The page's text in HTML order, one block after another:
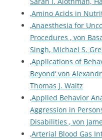
‚Amino Acids in
‚Anaesthesia for
Procedures ‚ von
Singh, Michael S.
‚Applications of
Beyond‘ von
Thomas J. Waltz
‚Applied Behavior
Aggression in
Disabilities ‚ von
‚Arterial Blood Gas